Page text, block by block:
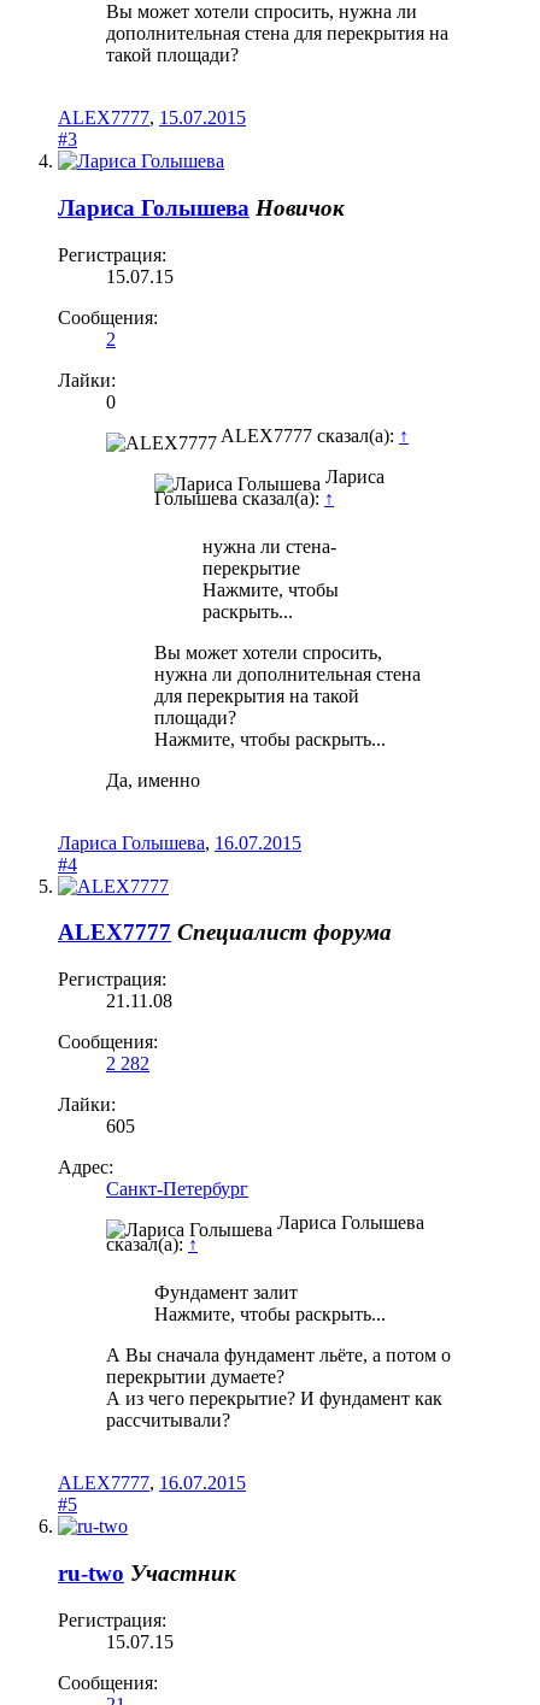
Вы может хотели спросить, нужна ли
дополнительная стена для перекрытия на
такой площади?
ALEX7777, 15.07.2015
#3
Лариса Голышева Новичок
Регистрация:
15.07.15
Сообщения:
2
Лайки:
0
ALEX7777 сказал(а): ↑
Лариса
Голышева сказал(а): ↑
нужна ли стена-
перекрытие
Нажмите, чтобы
раскрыть...
Вы может хотели спросить,
нужна ли дополнительная стена
для перекрытия на такой
площади?
Нажмите, чтобы раскрыть...
Да, именно
Лариса Голышева, 16.07.2015
#4
ALEX7777 Специалист форума
Регистрация:
21.11.08
Сообщения:
2 282
Лайки:
605
Адрес:
Санкт-Петербург
Лариса Голышева
сказал(а): ↑
Фундамент залит
Нажмите, чтобы раскрыть...
А Вы сначала фундамент льёте, а потом о
перекрытии думаете?
А из чего перекрытие? И фундамент как
рассчитывали?
ALEX7777, 16.07.2015
#5
ru-two Участник
Регистрация:
15.07.15
Сообщения: